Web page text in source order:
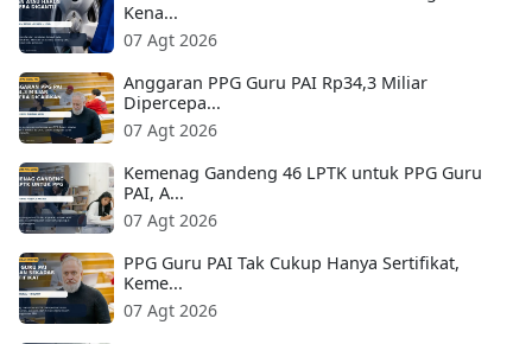
Kena...
07 Agt 2026
Anggaran PPG Guru PAI Rp34,3 Miliar
Dipercepa...
07 Agt 2026
Kemenag Gandeng 46 LPTK untuk PPG Guru
PAI, A...
07 Agt 2026
PPG Guru PAI Tak Cukup Hanya Sertifikat,
Keme...
07 Agt 2026